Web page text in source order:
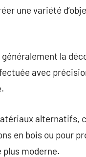
une variété
la
avec
alternatifs,
en bois ou pour
moderne.